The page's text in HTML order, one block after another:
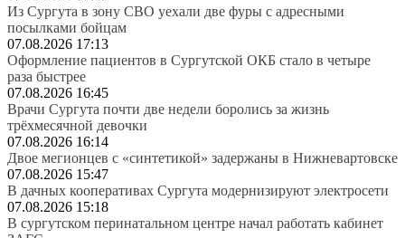
Из Сургута в зону СВО уехали две фуры с адресными
посылками бойцам
07.08.2026 17:13
Оформление пациентов в Сургутской ОКБ стало в четыре
раза быстрее
07.08.2026 16:45
Врачи Сургута почти две недели боролись за жизнь
трёхмесячной девочки
07.08.2026 16:14
Двое мегионцев с «синтетикой» задержаны в Нижневартовске
07.08.2026 15:47
В дачных кооперативах Сургута модернизируют электросети
07.08.2026 15:18
В сургутском перинатальном центре начал работать кабинет